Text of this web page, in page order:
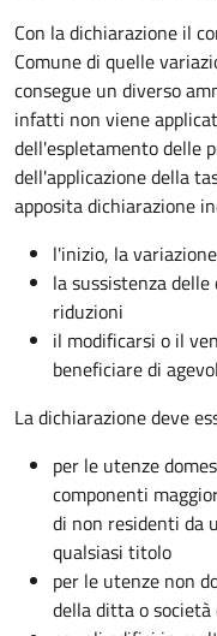
Con la dichiarazione il
Comune di quelle
consegue un diverso
infatti non viene
dell'espletamento delle
dell'applicazione della
apposita dichiarazione
l'inizio, la
la sussistenza
riduzioni
il modificarsi o il
beneficiare di
La dichiarazione deve
per le utenze
componenti
di non residenti da
qualsiasi titolo
per le utenze non
della ditta o società